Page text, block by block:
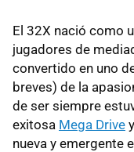
El 32X nació como
jugadores de
convertido en uno
breves) de la
de ser siempre
exitosa Mega Drive
nueva y emergente